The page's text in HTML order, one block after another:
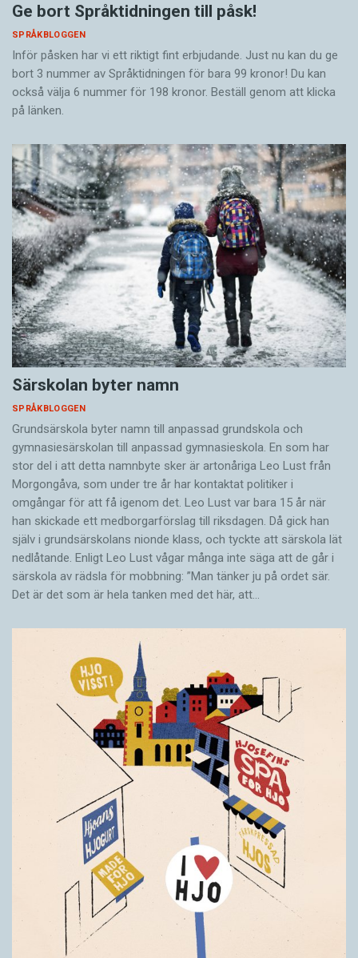
Ge bort Språktidningen till påsk!
SPRÅKBLOGGEN
Inför påsken har vi ett riktigt fint erbjudande. Just nu kan du ge
bort 3 nummer av Språktidningen för bara 99 kronor! Du kan
också välja 6 nummer för 198 kronor. Beställ genom att klicka
på länken.
Särskolan byter namn
SPRÅKBLOGGEN
Grundsärskola byter namn till anpassad grundskola och
gymnasiesärskolan till anpassad gymnasieskola. En som har
stor del i att detta namnbyte sker är artonåriga Leo Lust från
Morgongåva, som under tre år har kontaktat politiker i
omgångar för att få igenom det. Leo Lust var bara 15 år när
han skickade ett medborgarförslag till riksdagen. Då gick han
själv i grundsärskolans nionde klass, och tyckte att särskola lät
nedlåtande. Enligt Leo Lust vågar många inte säga att de går i
särskola av rädsla för mobbning: ”Man tänker ju på ordet sär.
Det är det som är hela tanken med det här, att…